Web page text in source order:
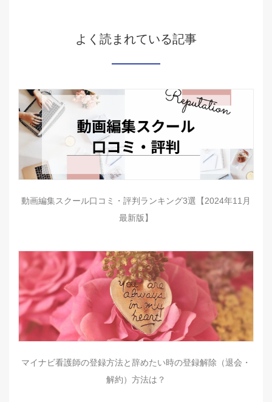
よく読まれている記事
動画編集スクール口コミ・評判ランキング3選【2024年11月
最新版】
マイナビ看護師の登録方法と辞めたい時の登録解除（退会・
解約）方法は？